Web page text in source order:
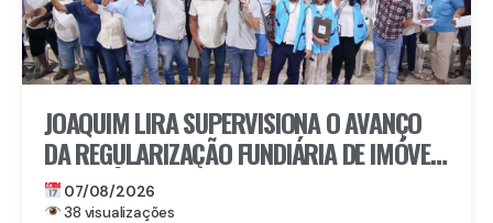
JOAQUIM LIRA SUPERVISIONA O AVANÇO
DA REGULARIZAÇÃO FUNDIÁRIA DE IMÓVEIS
EM VITÓRIA DE SANTO ANTÃO
07/08/2026
38 visualizações